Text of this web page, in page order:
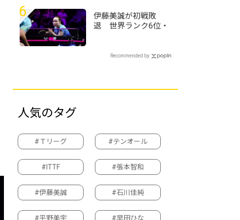
通信制卓球大会＞
6
伊藤美誠が初戦敗
退 世界ランク6位・
ンズ横浜2026＞
Recommended by
人気のタグ
#Ｔリーグ #テンオール
#ITTF #張本智和
#伊藤美誠 #石川佳純
#平野美宇 #早田ひな